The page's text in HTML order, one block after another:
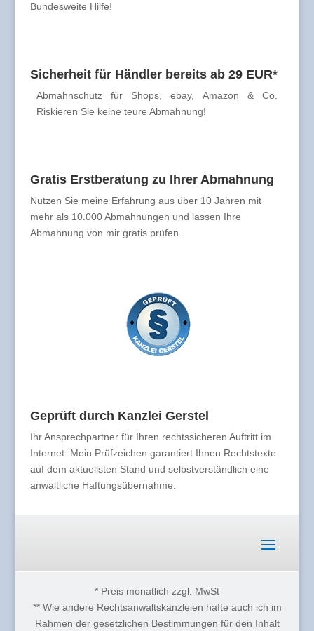
Bundesweite Hilfe!
Sicherheit für Händler bereits ab 29 EUR*
Abmahnschutz für Shops, ebay, Amazon & Co.
Riskieren Sie keine teure Abmahnung!
Gratis Erstberatung zu Ihrer Abmahnung
Nutzen Sie meine Erfahrung aus über 10 Jahren mit
mehr als 10.000 Abmahnungen und lassen Ihre
Abmahnung von mir gratis prüfen.
Geprüft durch Kanzlei Gerstel
Ihr Ansprechpartner für Ihren rechtssicheren Auftritt im
Internet. Mein Prüfzeichen garantiert Ihnen Rechtstexte
auf dem aktuellsten Stand und selbstverständlich eine
anwaltliche Haftungsübernahme.
* Preis monatlich zzgl. MwSt
** Wie andere Rechtsanwaltskanzleien hafte auch ich im
Rahmen der gesetzlichen Bestimmungen für den Inhalt